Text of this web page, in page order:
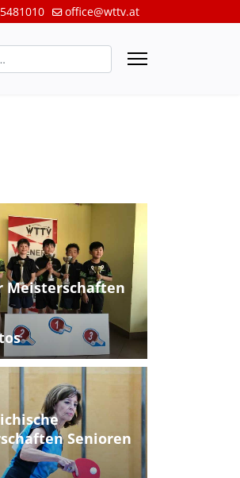
office@wttv.at
Meisterschaften
Senioren